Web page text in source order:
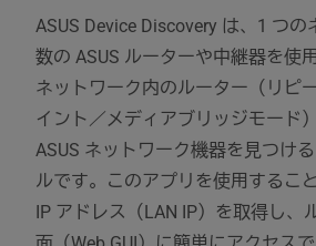
ASUS Device Discovery は、1 つ
数の ASUS ルーターや中継器を使
ネットワーク内のルーター（リピ
イント／メディアブリッジモード
ASUS ネットワーク機器を見つけ
ルです。このアプリを使用するこ
IP アドレス（LAN IP）を取得し、